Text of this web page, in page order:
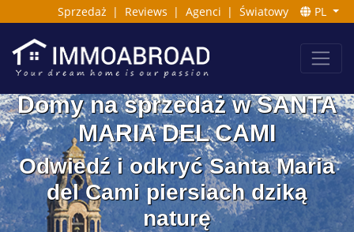
Sprzedaż | Reviews | Agenci | Światowy PL
Domy na sprzedaż w SANTA
MARIA DEL CAMI
Odwiedź i odkryć Santa Maria
del Cami piersiach dziką
naturę